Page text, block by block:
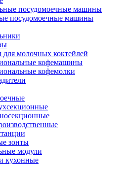
посудомоечные машины
посудомоечные машины
молочных коктейлей
кофемашины
кофемолки
зонты
модули
кухонные